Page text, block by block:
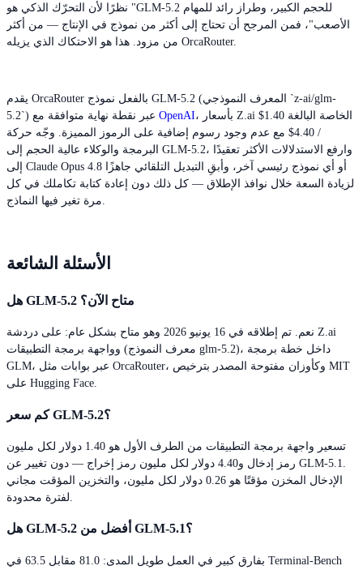
نظرًا لأن التحرّك الذكي هو "GLM-5.2 للحجم الكبير، وطراز رائد للمهام
الأصعب"، فمن المرجح أن تحتاج إلى أكثر من نموذج في الإنتاج — من أكثر
من مزود. هذا هو الاحتكاك الذي يزيله OrcaRouter.
يقدم OrcaRouter بالفعل نموذج GLM-5.2 (المعرف النموذجي `z-ai/glm-
OpenAI، بأسعار Z.ai الخاصة البالغة 1.40$
/ 4.40$ مع عدم وجود رسوم إضافية على الرموز المميزة. وجّه حركة
البرمجة والوكلاء عالية الحجم إلى GLM-5.2، وارفع الاستدلالات الأكثر تعقيدًا
إلى Claude Opus 4.8 أو أي نموذج رئيسي آخر، وأبقِ التبديل التلقائي جاهزًا
لزيادة السعة خلال نوافذ الإطلاق — كل ذلك دون إعادة كتابة تكاملك في كل
الأسئلة الشائعة
هل GLM-5.2 متاح الآن؟
نعم. تم إطلاقه في 16 يونيو 2026 وهو متاح بشكل عام: على دردشة Z.ai
وواجهة برمجة التطبيقات (معرف النموذج glm-5.2)، داخل خطة برمجة
GLM، عبر بوابات مثل OrcaRouter، وكأوزان مفتوحة المصدر بترخيص MIT
على Hugging Face.
كم سعر GLM-5.2؟
تسعير واجهة برمجة التطبيقات من الطرف الأول هو 1.40 دولار لكل مليون
رمز إدخال و4.40 دولار لكل مليون رمز إخراج — دون تغيير عن GLM-5.1.
الإدخال المخزن مؤقتًا هو 0.26 دولار لكل مليون، والتخزين المؤقت مجاني
هل GLM-5.2 أفضل من GLM-5.1؟
بفارق كبير في العمل طويل المدى: 81.0 مقابل 63.5 في Terminal-Bench